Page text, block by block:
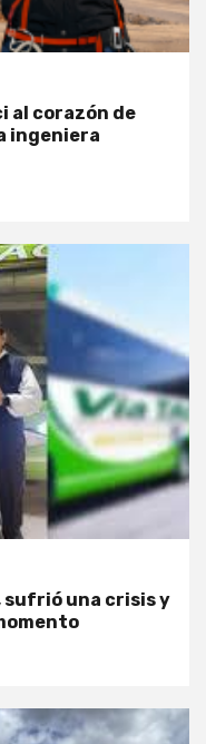
al corazón de
ingeniera
sufrió una crisis y